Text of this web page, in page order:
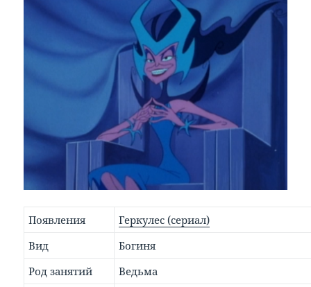
Появления
Геркулес (сериал)
Вид
Богиня
Род занятий
Ведьма